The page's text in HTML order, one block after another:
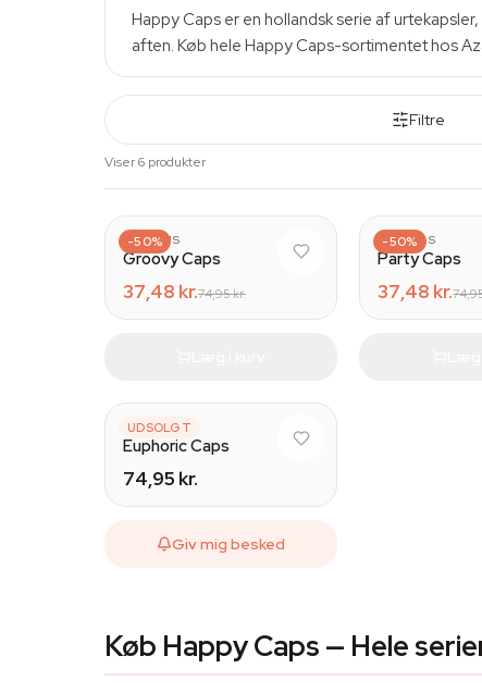
Happy Caps er en hollandsk serie af
aften. Køb hele Happy Caps-sortimentet hos
Filtre
Viser 6 produkter
-50%
AZARIUS
Groovy Caps
37,48 kr.74,95 kr.
-50%
AZARIUS
Party Caps
37,48 kr.
UDSOLGT
AZARIUS
Euphoric Caps
74,95 kr.
Giv mig besked
Køb Happy Caps — Hele